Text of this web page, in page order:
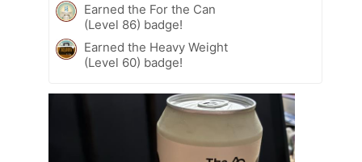
Earned the For the Can
(Level 86) badge!
Earned the Heavy Weight
(Level 60) badge!